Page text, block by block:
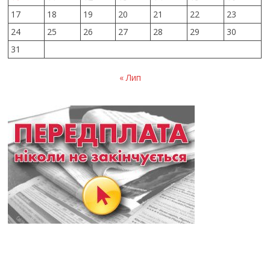
17
18 19 20 21 22
23
24
25 26 27 28 29
30
31
« Лип